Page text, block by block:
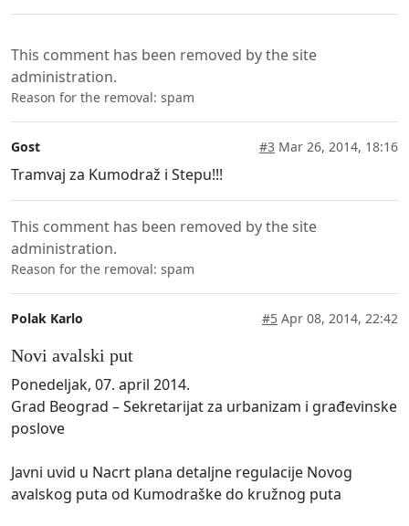
This comment has been removed by the site
administration.
Reason for the removal: spam
Gost #3 Mar 26, 2014, 18:16
Tramvaj za Kumodraž i Stepu!!!
This comment has been removed by the site
administration.
Reason for the removal: spam
Polak Karlo #5 Apr 08, 2014, 22:42
Novi avalski put
Ponedeljak, 07. april 2014.
Grad Beograd – Sekretarijat za urbanizam i građevinske
poslove
Javni uvid u Nacrt plana detaljne regulacije Novog
avalskog puta od Kumodraške do kružnog puta